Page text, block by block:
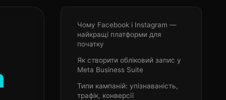
Чому Facebook і Instagram —
найкращі платформи для
початку
Як створити обліковий запис у
Meta Business Suite
Типи кампаній: упізнаваність,
трафік, конверсії